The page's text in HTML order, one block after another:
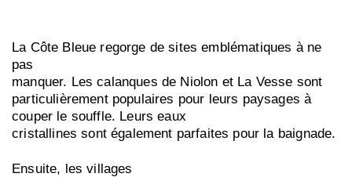
La Côte Bleue regorge de sites emblématiques à ne
pas
manquer. Les calanques de Niolon et La Vesse sont
particulièrement populaires pour leurs paysages à
couper le souffle. Leurs eaux
cristallines sont également parfaites pour la baignade.
Ensuite, les villages